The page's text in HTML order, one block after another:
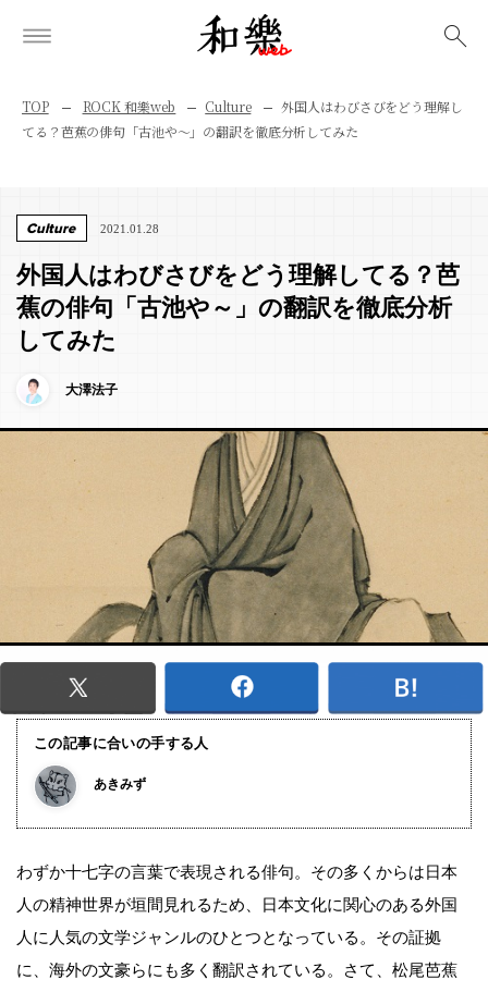
TOP ROCK 和樂web Culture
外国人はわびさびをどう理解し
てる？芭蕉の俳句「古池や～」の翻訳を徹底分析してみた
Culture 2021.01.28
外国人はわびさびをどう理解してる？芭
蕉の俳句「古池や～」の翻訳を徹底分析
してみた
大澤法子
この記事に合いの手する人
あきみず
わずか十七字の言葉で表現される俳句。その多くからは日本
人の精神世界が垣間見れるため、日本文化に関心のある外国
人に人気の文学ジャンルのひとつとなっている。その証拠
に、海外の文豪らにも多く翻訳されている。さて、松尾芭蕉